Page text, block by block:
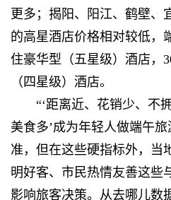
更多；揭阳、阳江、鹤壁、
的高星酒店价格相对较低，
住豪华型（五星级）酒店，
（四星级）酒店。
“‘距离近、花销少、不拥
美食多’成为年轻人做端午
准，但在这些硬指标外，当
明好客、市民热情友善这些
影响旅客决策。从去哪儿数